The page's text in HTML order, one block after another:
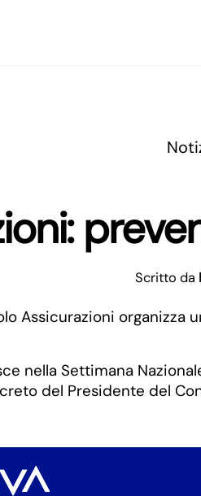
Scritto da
Assicurazioni
nella Settimana
del Presidente del